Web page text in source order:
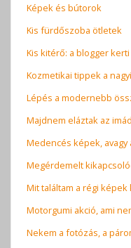
Képek és bútorok
Kis fürdőszoba ötletek
Kis kitérő: a blogger
Kozmetikai tippek a
Lépés a modernebb
Majdnem eláztak az
Medencés képek,
Megérdemelt
Mit találtam a régi
Motorgumi akció, ami
Nekem a fotózás, a